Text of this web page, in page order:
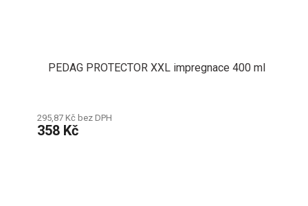
PEDAG PROTECTOR XXL impregnace 400 ml
295,87 Kč bez DPH
358 Kč